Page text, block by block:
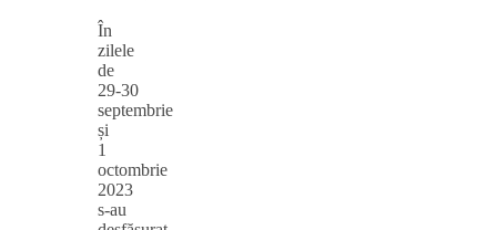
În
zilele
de
29‑30
septembrie
și
1
octombrie
2023
s‑au